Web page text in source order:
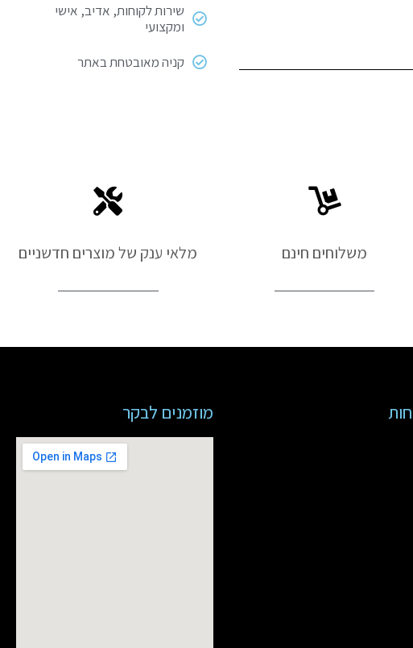
שירות לקוחות, אדיב, אישי
ומקצועי
קניה מאובטחת באתר
משלוחים חינם מלאי ענק של מוצרים חדשניים
מוזמנים לבקר